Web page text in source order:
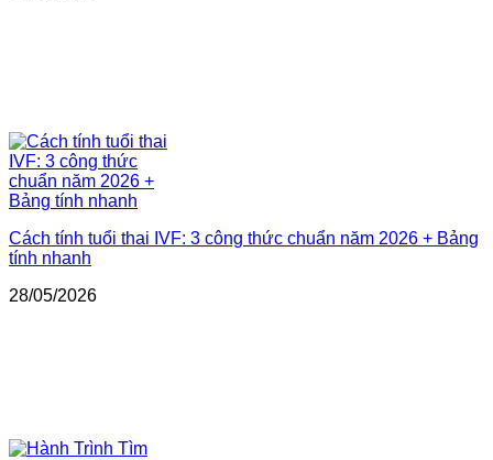
Cách tính tuổi thai IVF: 3 công thức chuẩn năm 2026 + Bảng
tính nhanh
28/05/2026